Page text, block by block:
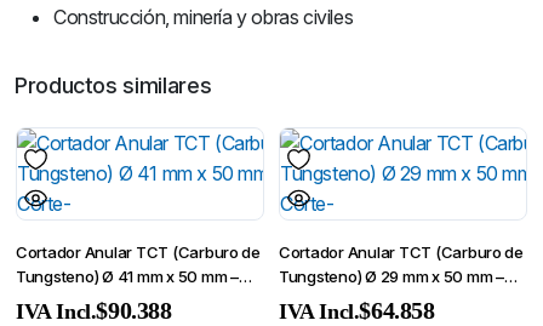
Construcción, minería y obras civiles
Productos similares
Cortador Anular TCT (Carburo de
Tungsteno) Ø 41 mm x 50 mm –
Broca de Corte-
$90.388
IVA Incl.
Cortador Anular TCT (Carburo de
Tungsteno) Ø 29 mm x 50 mm –
Broca de Corte-
$64.858
IVA Incl.